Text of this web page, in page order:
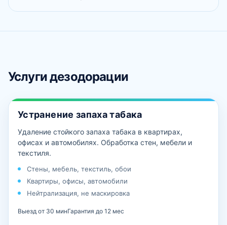
Услуги дезодорации
Устранение запаха табака
Удаление стойкого запаха табака в квартирах,
офисах и автомобилях. Обработка стен, мебели и
текстиля.
Стены, мебель, текстиль, обои
Квартиры, офисы, автомобили
Нейтрализация, не маскировка
Выезд от 30 минГарантия до 12 мес